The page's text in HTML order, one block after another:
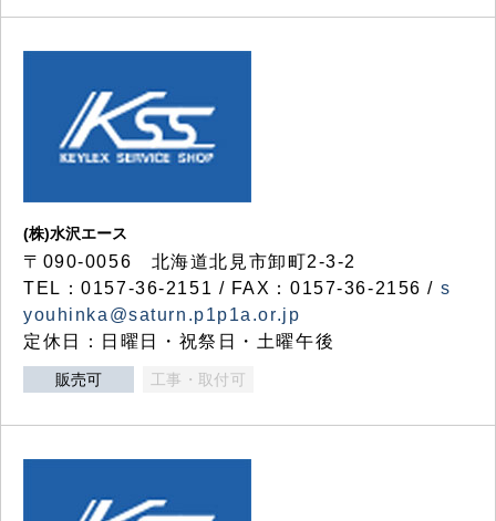
(株)水沢エース
〒090-0056 北海道北見市卸町2-3-2
TEL：0157-36-2151 / FAX：0157-36-2156 / s
youhinka@saturn.p1p1a.or.jp
定休日：日曜日・祝祭日・土曜午後
販売可 工事・取付可